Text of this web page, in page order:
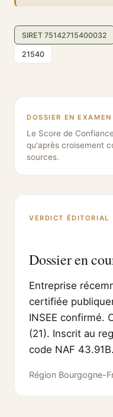
SIRET 75142715400032
21540
DOSSIER EN EXAMEN
Le Score de
qu'après croisement
sources.
VERDICT ÉDITORIAL
Dossier en
Entreprise
certifiée
INSEE confirmé.
(21). Inscrit au
code NAF 43.91B.
Région Bourgogne-